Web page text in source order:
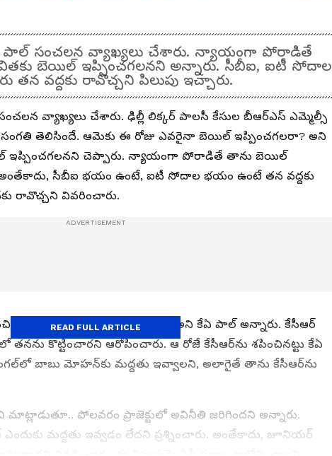
పాల్ సంచలన వ్యాఖ్యలు చేశారు. న్యాయంగా పోరాడితే
బెయిల్ ఇప్పించగలనని అన్నారు. సీబీఐ, ఐటీ సోదాల
వద్దకు రావొచ్చని పిలుపు ఇచ్చారు.
వ్యాఖ్యలు చేశారు. ఢిల్లీ లిక్కర్ పాలసీ కేసుల బీఆర్ఎస్ ఎమ్మెల్సీ
సంగతి తెలిసిందే. ఆమెకు ఈ రోజు ఎవరైనా బెయిల్ ఇప్పించగలరా? అని
ఇప్పించగలనని చెప్పారు. న్యాయంగా పోరాడితే తాను బెయిల్
అంతేకాదు, సీబీఐ భయం ఉంటే, ఐటీ సోదాల భయం ఉంటే తన వద్దకు
రావొచ్చని వివరించారు.
ఓడిస్తామని తాను చెప్పలేదా? అని కేఏ పాల్ అన్నారు. కేసీఆర్
కొట్టించారని ఆరోపించారు. ఆ రోజే కేసీఆర్‌ను శపించినట్టు కేఏ
బాబు మోహన్‌కు మద్దతు ఇవ్వాలని, అలాగైతే తాను కేసీఆర్‌ను
పోలవరం ప్రాజెక్టులో అవినీతి జరిగిందని అన్నారు.
మద్దతు ఇవ్వడం లేదని ప్రశ్నించారు. అంతేకాదు, జూనియర్
READ FULL ARTICLE